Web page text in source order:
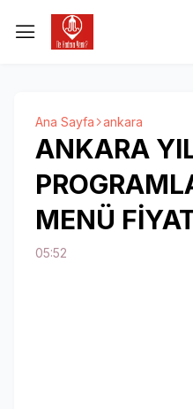
Ana Sayfa ankara
ANKARA
MENÜ
05:52